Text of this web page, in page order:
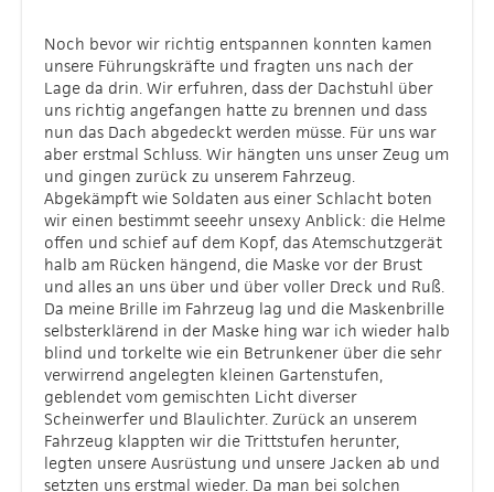
Noch bevor wir richtig entspannen konnten kamen
unsere Führungskräfte und fragten uns nach der
Lage da drin. Wir erfuhren, dass der Dachstuhl über
uns richtig angefangen hatte zu brennen und dass
nun das Dach abgedeckt werden müsse. Für uns war
aber erstmal Schluss. Wir hängten uns unser Zeug um
und gingen zurück zu unserem Fahrzeug.
Abgekämpft wie Soldaten aus einer Schlacht boten
wir einen bestimmt seeehr unsexy Anblick: die Helme
offen und schief auf dem Kopf, das Atemschutzgerät
halb am Rücken hängend, die Maske vor der Brust
und alles an uns über und über voller Dreck und Ruß.
Da meine Brille im Fahrzeug lag und die Maskenbrille
selbsterklärend in der Maske hing war ich wieder halb
blind und torkelte wie ein Betrunkener über die sehr
verwirrend angelegten kleinen Gartenstufen,
geblendet vom gemischten Licht diverser
Scheinwerfer und Blaulichter. Zurück an unserem
Fahrzeug klappten wir die Trittstufen herunter,
legten unsere Ausrüstung und unsere Jacken ab und
setzten uns erstmal wieder. Da man bei solchen